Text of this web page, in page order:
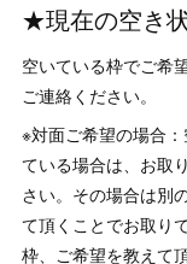
★現在の空き
空いている枠でご希
ご連絡ください。
※対面ご希望の場合
ている場合は、お取
さい。その場合は別
て頂くことでお取り
枠、ご希望を教えて